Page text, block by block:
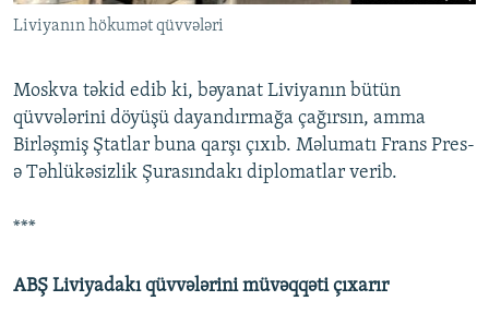
Liviyanın hökumət qüvvələri
Moskva təkid edib ki, bəyanat Liviyanın bütün
qüvvələrini döyüşü dayandırmağa çağırsın, amma
Birləşmiş Ştatlar buna qarşı çıxıb. Məlumatı Frans Pres-
ə Təhlükəsizlik Şurasındakı diplomatlar verib.
***
ABŞ Liviyadakı qüvvələrini müvəqqəti çıxarır